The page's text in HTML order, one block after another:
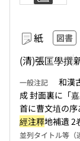
紙 図書
(清)張匡學撰
一般注記
和漢
成 封面裏に「
首に曹文埴の
經注釋地補遺 2
並列タイトル等（